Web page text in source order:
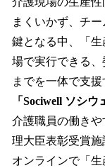
まくいかず、チ
鍵となる中、「
場で実行できる
までを一体で支
「Sociwell ソシウ
介護職員の働き
理大臣表彰受賞
オンラインで「